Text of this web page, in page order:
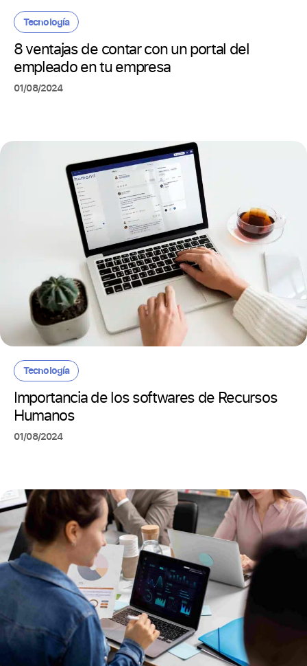
Tecnología
8 ventajas de contar con un portal del
empleado en tu empresa
01/08/2024
Tecnología
Importancia de los softwares de Recursos
Humanos
01/08/2024